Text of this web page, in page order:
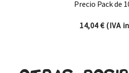
Precio Pack de
14,04€(IVA